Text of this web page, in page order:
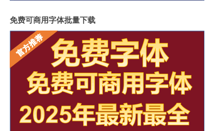
免费可商用字体批量下载